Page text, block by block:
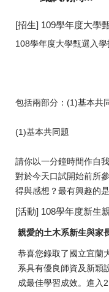
[招生] 109學年度大學
108學年度大學甄選入
包括兩部分：(1)基本共
(1)基本共同題
請你以一分鐘時間作自我
對於今天口試開始前所
得與感想？最有興趣的
[活動] 108學年度新生
親愛的土木系新生與家
恭喜您錄取了國立宜蘭
系具有優良師資及新穎
成最佳學習成效。進入